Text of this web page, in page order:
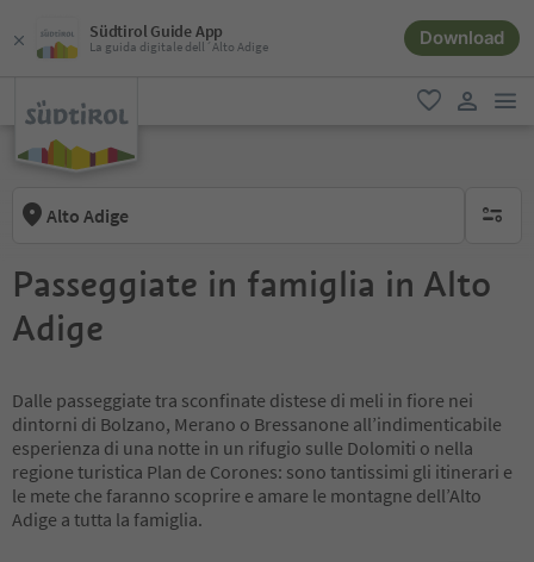
Südtirol Guide App
La guida digitale dell´Alto Adige Download
favoriti
Alto Adige
Passeggiate in famiglia in Alto
Adige
Dalle passeggiate tra sconfinate distese di meli in fiore nei
dintorni di Bolzano, Merano o Bressanone all’indimenticabile
esperienza di una notte in un rifugio sulle Dolomiti o nella
regione turistica Plan de Corones: sono tantissimi gli itinerari e
le mete che faranno scoprire e amare le montagne dell’Alto
Adige a tutta la famiglia.